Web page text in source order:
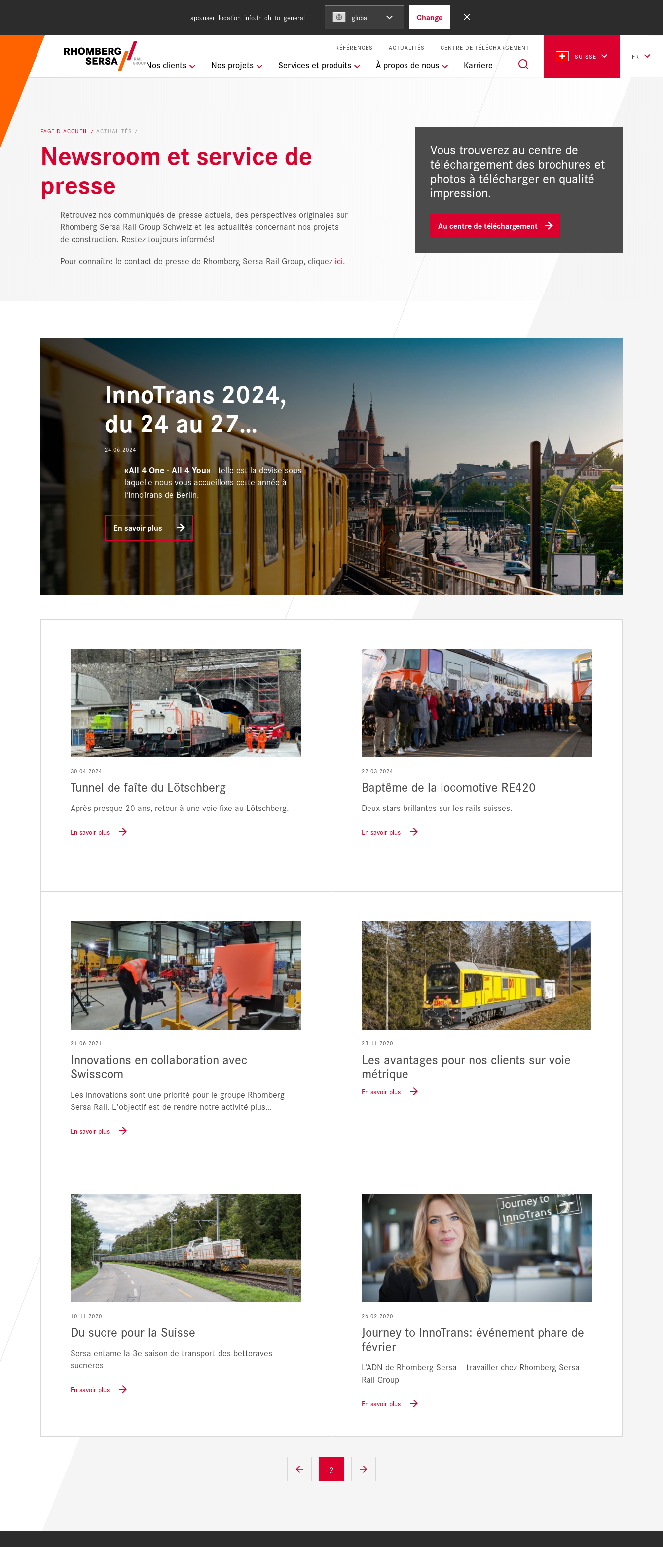
app.user_location_info.fr_ch_to_general global Change
RÉFÉRENCES ACTUALITÉS CENTRE DE TÉLÉCHARGEMENT
Nos clients Nos projets Services et produits À propos de nous Karriere
SUISSE FR
Suggestions de recherche
Digital Rail Services
PAGE D'ACCUEIL ACTUALITÉS
Newsroom et service de
presse
Retrouvez nos communiqués de presse actuels, des perspectives originales sur
Rhomberg Sersa Rail Group Schweiz et les actualités concernant nos projets
de construction. Restez toujours informés!
Pour connaître le contact de presse de Rhomberg Sersa Rail Group, cliquez ici.
Vous trouverez au centre de
téléchargement des brochures et
photos à télécharger en qualité
impression.
Au centre de téléchargement
InnoTrans 2024,
du 24 au 27…
24.06.2024
«All 4 One - All 4 You»- telle est la devise sous
laquelle nous vous accueillons cette année à
l‘InnoTrans de Berlin.
En savoir plus
30.04.2024
Tunnel de faîte du Lötschberg
Après presque 20 ans, retour à une voie fixe au Lötschberg.
En savoir plus
22.03.2024
Baptême de la locomotive RE420
Deux stars brillantes sur les rails suisses.
En savoir plus
21.06.2021
Innovations en collaboration avec
Swisscom
Les innovations sont une priorité pour le groupe Rhomberg
Sersa Rail. L'objectif est de rendre notre activité plus…
En savoir plus
23.11.2020
Les avantages pour nos clients sur voie
métrique
En savoir plus
10.11.2020
Du sucre pour la Suisse
Sersa entame la 3e saison de transport des betteraves
sucrières
En savoir plus
26.02.2020
Journey to InnoTrans: événement phare de
février
L’ADN de Rhomberg Sersa – travailler chez Rhomberg Sersa
Rail Group
En savoir plus
2